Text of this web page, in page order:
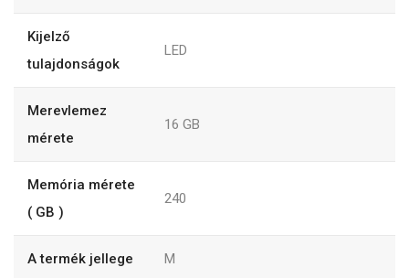
Kijelző
tulajdonságok
LED
Merevlemez
mérete
16 GB
Memória mérete
( GB )
240
A termék jellege M